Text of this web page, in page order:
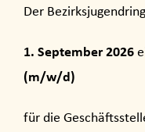
Der
1. September 2026
(m/w/d)
für die